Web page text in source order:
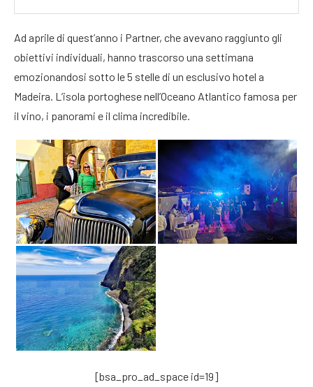
Ad aprile di quest’anno i Partner, che avevano raggiunto gli
obiettivi individuali, hanno trascorso una settimana
emozionandosi sotto le 5 stelle di un esclusivo hotel a
Madeira. L’isola portoghese nell’Oceano Atlantico famosa per
il vino, i panorami e il clima incredibile.
[bsa_pro_ad_space id=19]